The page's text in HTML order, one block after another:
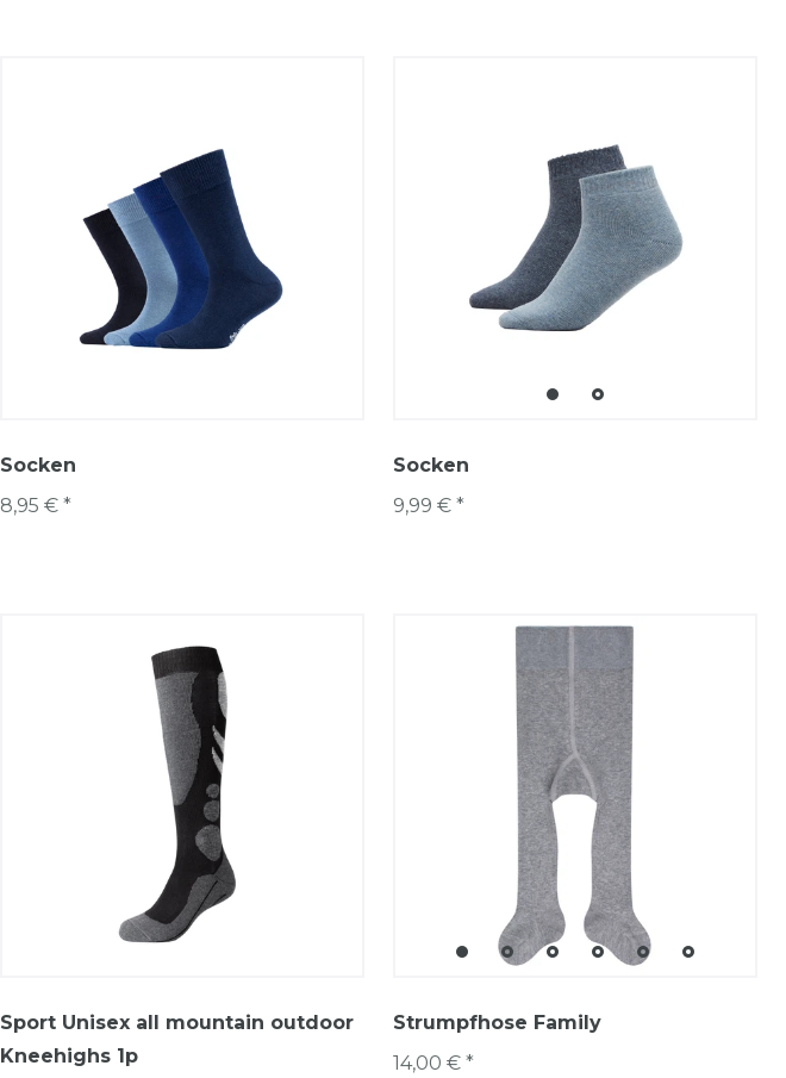
Socken
8,95 € *
Socken
9,99 € *
Sport Unisex all mountain outdoor
Kneehighs 1p
Strumpfhose Family
14,00 € *